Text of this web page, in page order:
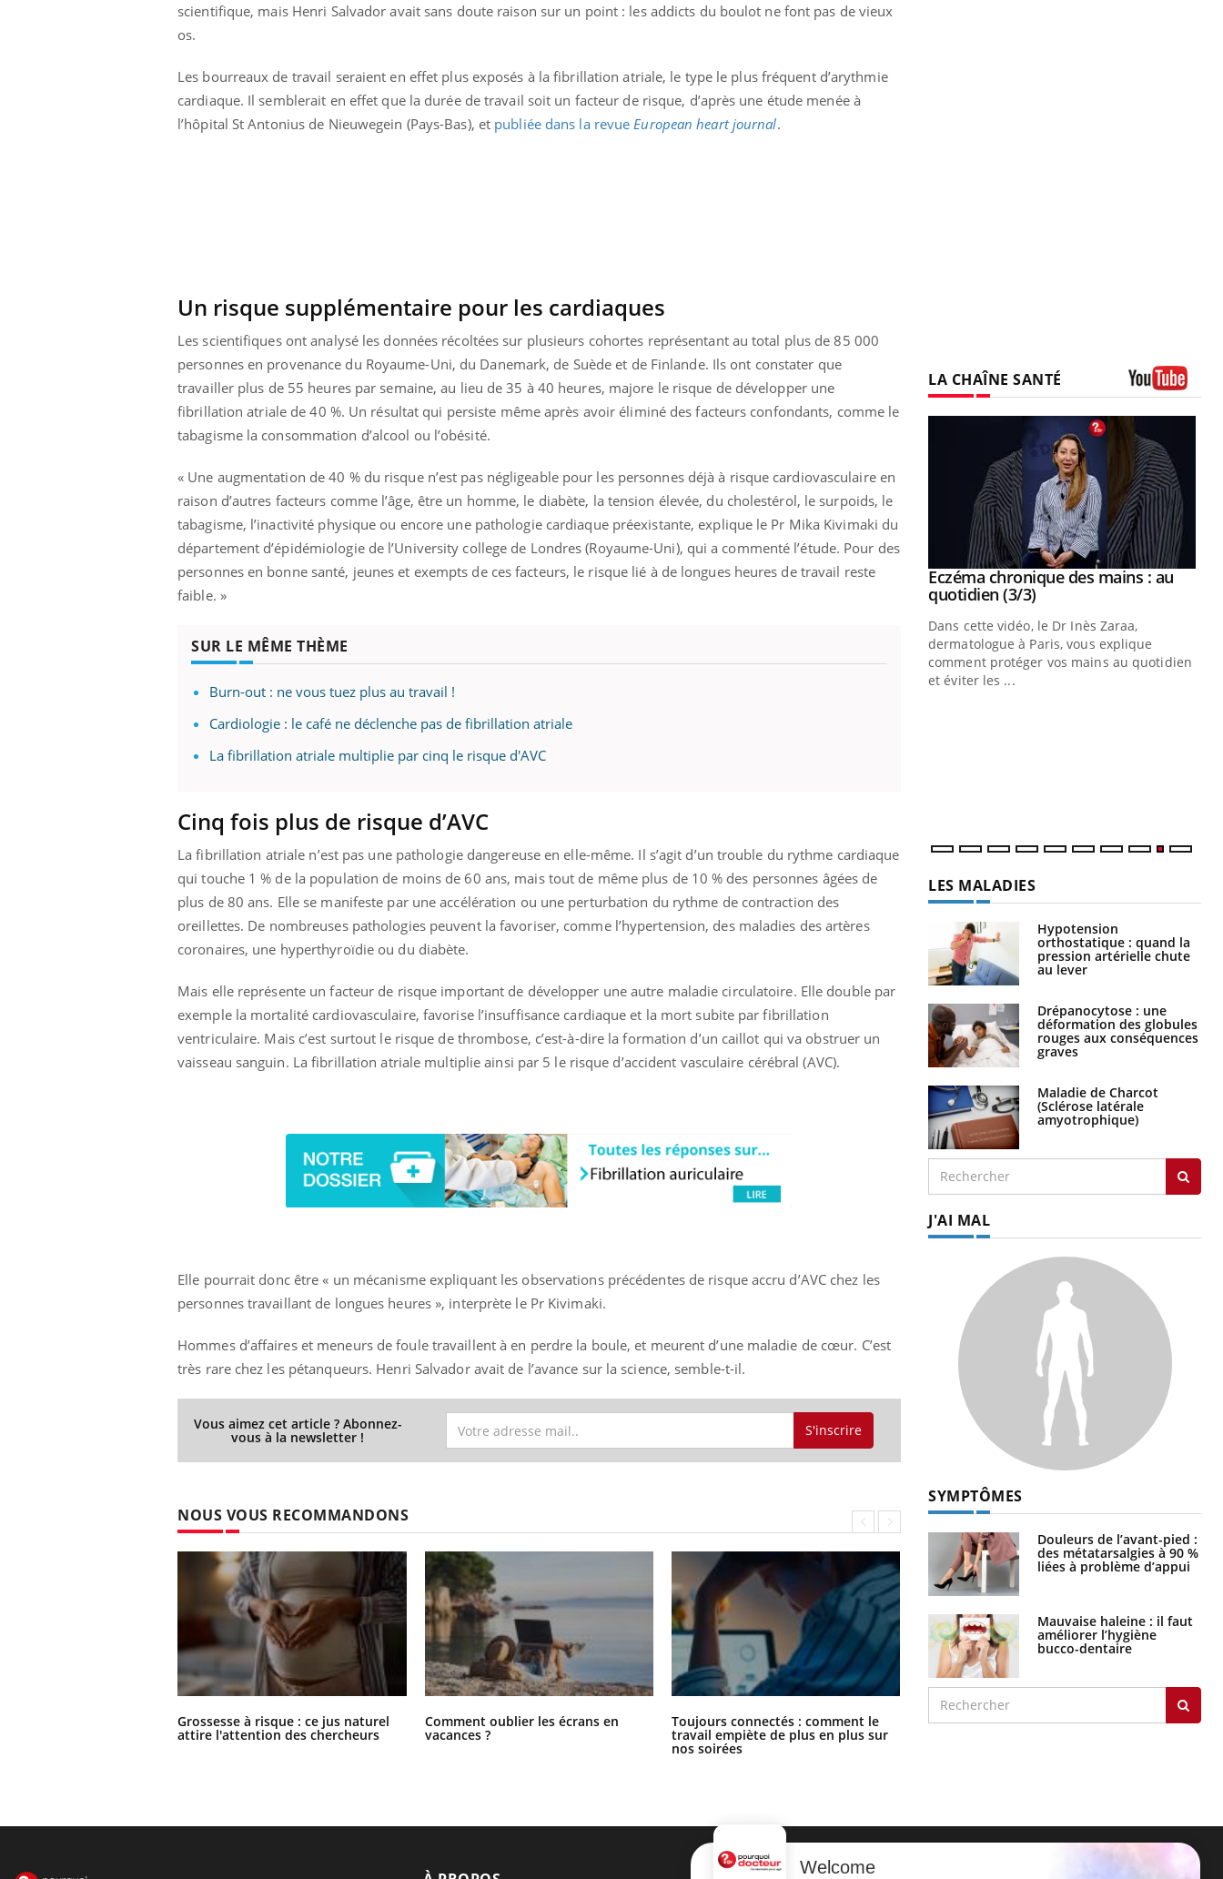
scientifique, mais Henri Salvador avait sans doute raison sur un point : les addicts du boulot ne font pas de vieux
os.
Les bourreaux de travail seraient en effet plus exposés à la fibrillation atriale, le type le plus fréquent d’arythmie
cardiaque. Il semblerait en effet que la durée de travail soit un facteur de risque, d’après une étude menée à
l’hôpital St Antonius de Nieuwegein (Pays-Bas), et publiée dans la revue European heart journal.
Un risque supplémentaire pour les cardiaques
Les scientifiques ont analysé les données récoltées sur plusieurs cohortes représentant au total plus de 85 000
personnes en provenance du Royaume-Uni, du Danemark, de Suède et de Finlande. Ils ont constater que
travailler plus de 55 heures par semaine, au lieu de 35 à 40 heures, majore le risque de développer une
fibrillation atriale de 40 %. Un résultat qui persiste même après avoir éliminé des facteurs confondants, comme le
tabagisme la consommation d’alcool ou l’obésité.
« Une augmentation de 40 % du risque n’est pas négligeable pour les personnes déjà à risque cardiovasculaire en
raison d’autres facteurs comme l’âge, être un homme, le diabète, la tension élevée, du cholestérol, le surpoids, le
tabagisme, l’inactivité physique ou encore une pathologie cardiaque préexistante, explique le Pr Mika Kivimaki du
département d’épidémiologie de l’University college de Londres (Royaume-Uni), qui a commenté l’étude. Pour des
personnes en bonne santé, jeunes et exempts de ces facteurs, le risque lié à de longues heures de travail reste
faible. »
SUR LE MÊME THÈME
Burn-out : ne vous tuez plus au travail !
Cardiologie : le café ne déclenche pas de fibrillation atriale
La fibrillation atriale multiplie par cinq le risque d'AVC
Cinq fois plus de risque d’AVC
La fibrillation atriale n’est pas une pathologie dangereuse en elle-même. Il s’agit d’un trouble du rythme cardiaque
qui touche 1 % de la population de moins de 60 ans, mais tout de même plus de 10 % des personnes âgées de
plus de 80 ans. Elle se manifeste par une accélération ou une perturbation du rythme de contraction des
oreillettes. De nombreuses pathologies peuvent la favoriser, comme l’hypertension, des maladies des artères
coronaires, une hyperthyroïdie ou du diabète.
Mais elle représente un facteur de risque important de développer une autre maladie circulatoire. Elle double par
exemple la mortalité cardiovasculaire, favorise l’insuffisance cardiaque et la mort subite par fibrillation
ventriculaire. Mais c’est surtout le risque de thrombose, c’est-à-dire la formation d’un caillot qui va obstruer un
vaisseau sanguin. La fibrillation atriale multiplie ainsi par 5 le risque d’accident vasculaire cérébral (AVC).
Elle pourrait donc être « un mécanisme expliquant les observations précédentes de risque accru d’AVC chez les
personnes travaillant de longues heures », interprète le Pr Kivimaki.
Hommes d’affaires et meneurs de foule travaillent à en perdre la boule, et meurent d’une maladie de cœur. C’est
très rare chez les pétanqueurs. Henri Salvador avait de l’avance sur la science, semble-t-il.
Vous aimez cet article ? Abonnez-
vous à la newsletter ! S'inscrire
NOUS VOUS RECOMMANDONS
Grossesse à risque : ce jus naturel
attire l'attention des chercheurs
Comment oublier les écrans en
vacances ?
Toujours connectés : comment le
travail empiète de plus en plus sur
nos soirées
LA CHAÎNE SANTÉ
COUP DE FOOD sur le diabèteYoutube
bouscule les idées reçues ! Dans cet
épisode, une ...
Youtube
Quand l’entreprise mise sur le bien
Docteur reçoivent Régis Blugeon, DRH et
Youtube
Eczéma chronique des mains : au
quotidien (3/3)Youtube
Dans cette vidéo, le Dr Inès Zaraa,
dermatologue à Paris, vous explique
comment protéger vos mains au quotidien
et éviter les ...
Youtube
Eczéma chronique des mains : les
symptômes (2/3)
Une plaque rouge qui gratte, une peau
sèche qui tiraille, une démangeaison
persistante… Et si ce n'était pas juste une
irritation ...
pression artérielle chute
Drépanocytose : une
déformation des globules
rouges aux conséquences
graves
(Sclérose latérale
amyotrophique)
J'AI MAL
SYMPTÔMES
Douleurs de l’avant-pied :
des métatarsalgies à 90 %
liées à problème d’appui
Mauvaise haleine : il faut
améliorer l’hygiène
bucco-dentaire
Welcome